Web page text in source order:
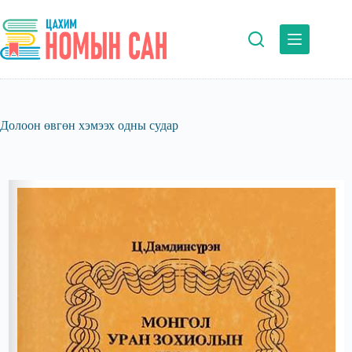
to
content
Долоон өвгөн хэмээх одны судар